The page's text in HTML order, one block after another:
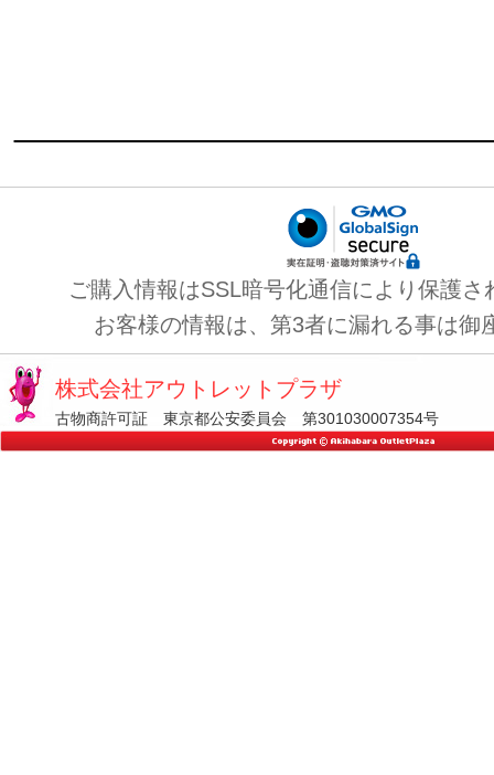
ご購入情報はSSL暗号化通信により保護さ
お客様の情報は、第3者に漏れる事は御
株式会社アウトレットプラザ
古物商許可証 東京都公安委員会 第301030007354号